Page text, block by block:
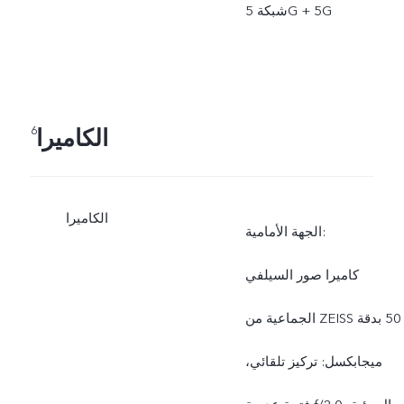
شبكة 5G + 5G
الكاميرا6
الكاميرا
الجهة الأمامية:
كاميرا صور السيلفي
الجماعية من ZEISS بدقة ‎50
ميجابكسل: تركيز تلقائي،